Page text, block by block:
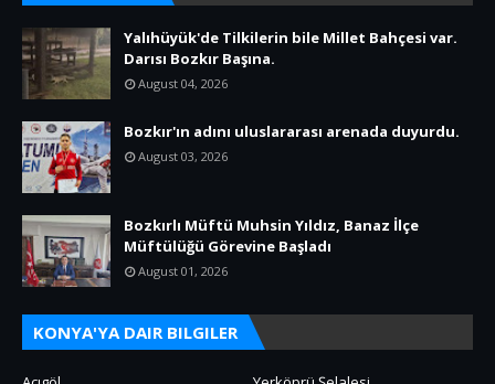
Yalıhüyük'de Tilkilerin bile Millet Bahçesi var.
Darısı Bozkır Başına.
August 04, 2026
Bozkır'ın adını uluslararası arenada duyurdu.
August 03, 2026
Bozkırlı Müftü Muhsin Yıldız, Banaz İlçe
Müftülüğü Görevine Başladı
August 01, 2026
KONYA'YA DAIR BILGILER